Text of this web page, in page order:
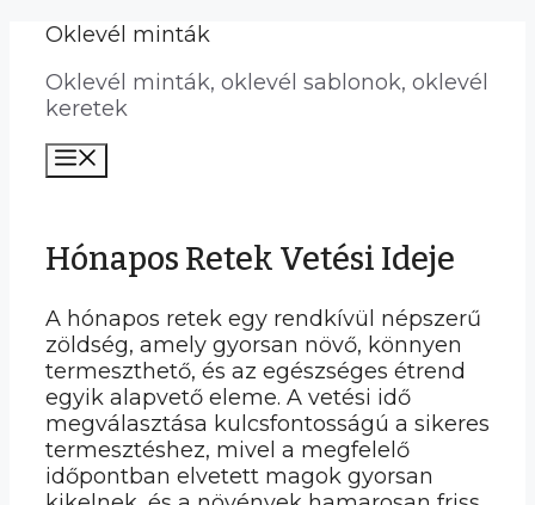
Kilépés
tartalomba
Oklevél minták
Oklevél minták, oklevél sablonok, oklevél
keretek
Hónapos Retek Vetési Ideje
A hónapos retek egy rendkívül népszerű
zöldség, amely gyorsan növő, könnyen
termeszthető, és az egészséges étrend
egyik alapvető eleme. A vetési idő
megválasztása kulcsfontosságú a sikeres
termesztéshez, mivel a megfelelő
időpontban elvetett magok gyorsan